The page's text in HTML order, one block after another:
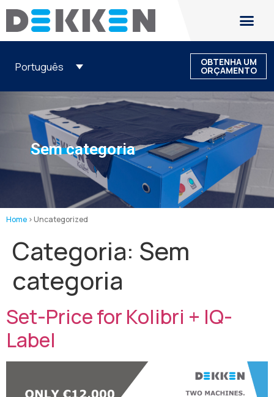
Português OBTENHA UM
ORÇAMENTO
Sem categoria
Home > Uncategorized
Categoria: Sem
categoria
Set-Price for Kolibri + IQ-
Label